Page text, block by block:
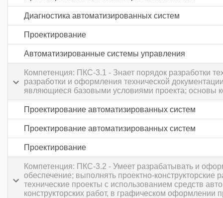
Диагностика автоматизированных систем
Проектирование
Автоматизированные системы управления
Компетенция: ПКС-3.1 - Знает порядок разработки
разработки и оформления технической
являющиеся базовыми условиями проекта; основы
Проектирование автоматизированных систем
Проектирование автоматизированных систем
Проектирование
Компетенция: ПКС-3.2 - Умеет разрабатывать и
обеспечение; выполнять проектно-конструкторские
технические проекты с использованием средств
конструкторских работ, в графическом оформлении